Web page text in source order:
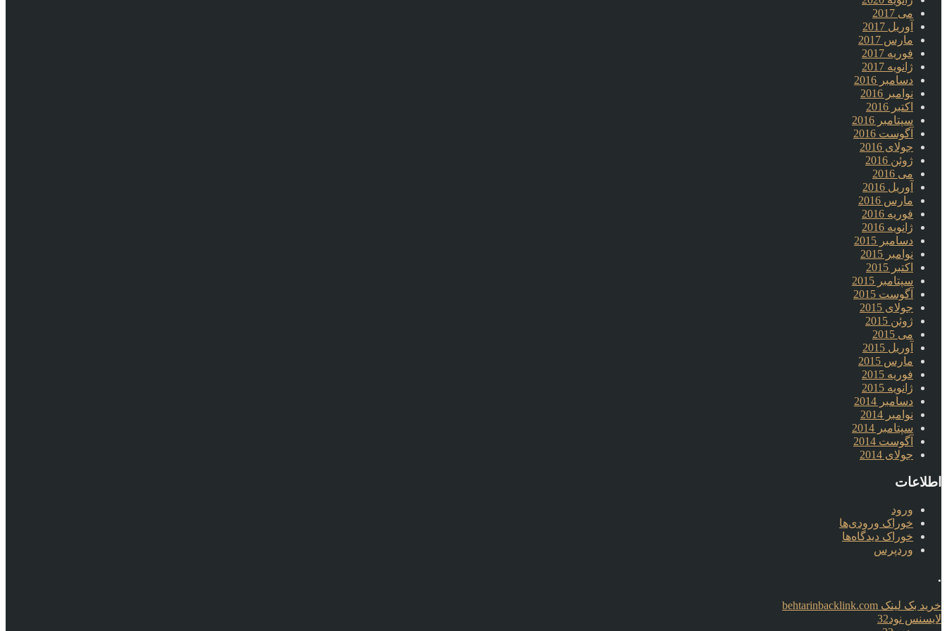
می 2017
آوریل 2017
مارس 2017
فوریه 2017
ژانویه 2017
دسامبر 2016
نوامبر 2016
اکتبر 2016
سپتامبر 2016
آگوست 2016
جولای 2016
ژوئن 2016
می 2016
آوریل 2016
مارس 2016
فوریه 2016
ژانویه 2016
دسامبر 2015
نوامبر 2015
اکتبر 2015
سپتامبر 2015
آگوست 2015
جولای 2015
ژوئن 2015
می 2015
آوریل 2015
مارس 2015
فوریه 2015
ژانویه 2015
دسامبر 2014
نوامبر 2014
سپتامبر 2014
آگوست 2014
جولای 2014
اطلاعات
ورود
خوراک ورودی‌ها
خوراک دیدگاه‌ها
وردپرس
.
خرید بک لینک behtarinbacklink.com
لایسنس نود32